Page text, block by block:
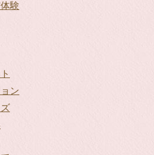
験
ン